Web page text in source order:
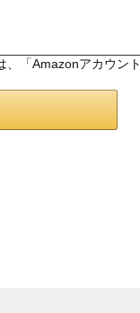
「Amazonアカウント